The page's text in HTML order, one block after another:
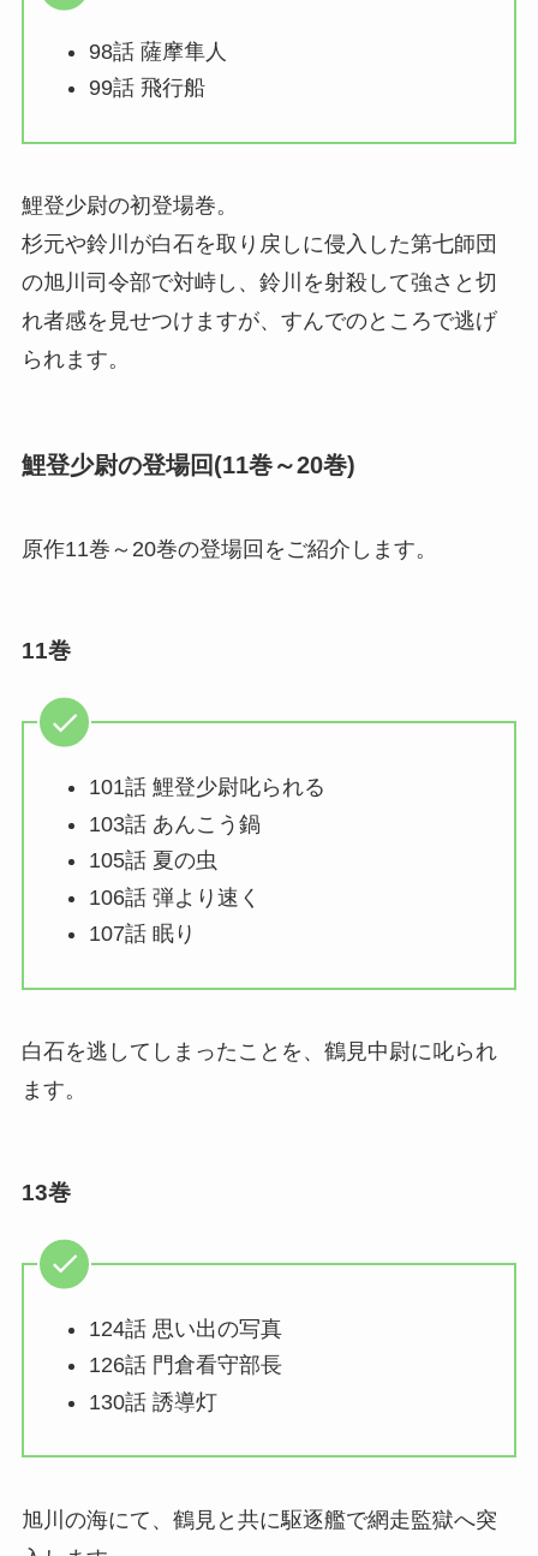
98話 薩摩隼人
99話 飛行船
鯉登少尉の初登場巻。
杉元や鈴川が白石を取り戻しに侵入した第七師団
の旭川司令部で対峙し、鈴川を射殺して強さと切
れ者感を見せつけますが、すんでのところで逃げ
られます。
鯉登少尉の登場回(11巻～20巻)
原作11巻～20巻の登場回をご紹介します。
11巻
101話 鯉登少尉叱られる
103話 あんこう鍋
105話 夏の虫
106話 弾より速く
107話 眠り
白石を逃してしまったことを、鶴見中尉に叱られ
ます。
13巻
124話 思い出の写真
126話 門倉看守部長
130話 誘導灯
旭川の海にて、鶴見と共に駆逐艦で網走監獄へ突